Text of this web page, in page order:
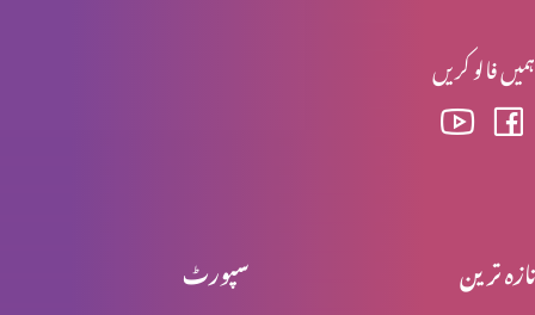
ہمیں فالو کریں
سپورٹ تازہ ترین